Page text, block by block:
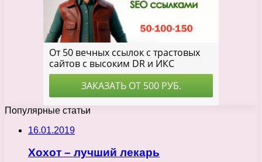
Популярные статьи
16.01.2019
Хохот – лучший лекарь